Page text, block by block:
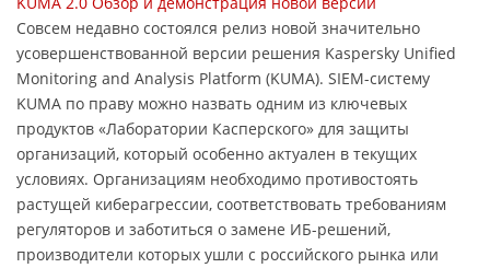
Совсем недавно состоялся релиз новой значительно
усовершенствованной версии решения Kaspersky Unified
Monitoring and Analysis Platform (KUMA). SIEM-систему
KUMA по праву можно назвать одним из ключевых
продуктов «Лаборатории Касперского» для защиты
организаций, который особенно актуален в текущих
условиях. Организациям необходимо противостоять
растущей киберагрессии, соответствовать требованиям
регуляторов и заботиться о замене ИБ-решений,
производители которых ушли с российского рынка или